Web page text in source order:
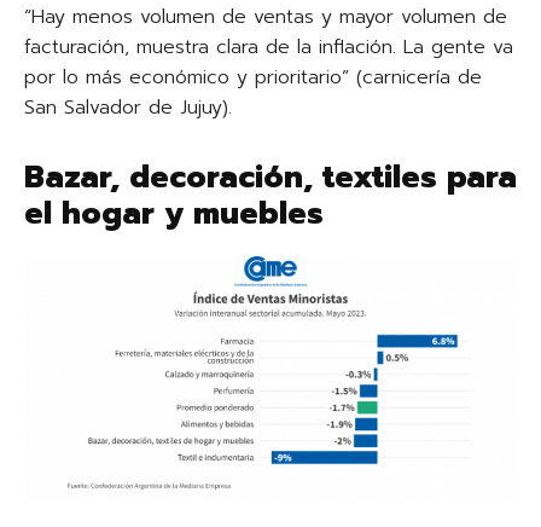
“Hay menos volumen de ventas y mayor volumen de
facturación, muestra clara de la inflación. La gente va
por lo más económico y prioritario” (carnicería de
San Salvador de Jujuy).
Bazar, decoración, textiles para
el hogar y muebles